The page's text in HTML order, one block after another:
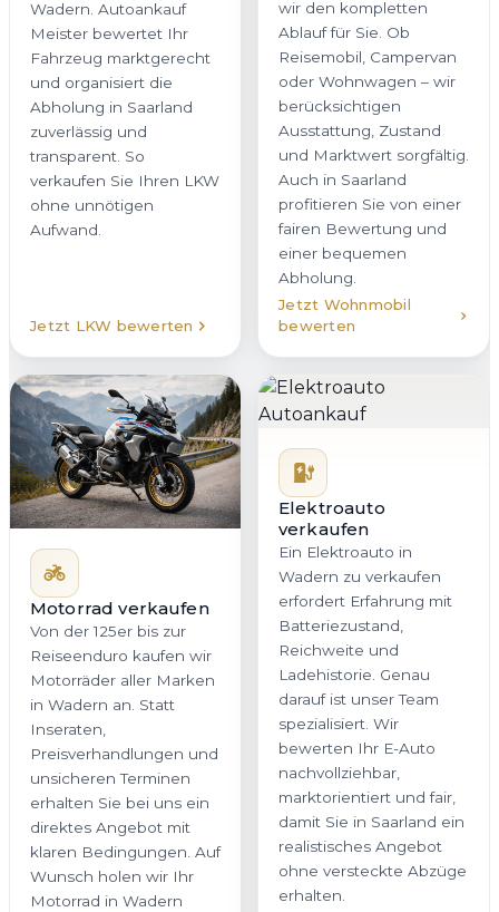
Wadern. Autoankauf
Meister bewertet Ihr
Fahrzeug marktgerecht
und organisiert die
Abholung in Saarland
zuverlässig und
transparent. So
verkaufen Sie Ihren LKW
ohne unnötigen
Aufwand.
Jetzt LKW bewerten
wir den kompletten
Ablauf für Sie. Ob
Reisemobil, Campervan
oder Wohnwagen – wir
berücksichtigen
Ausstattung, Zustand
und Marktwert sorgfältig.
Auch in Saarland
profitieren Sie von einer
fairen Bewertung und
einer bequemen
Abholung.
Jetzt Wohnmobil
bewerten
Motorrad verkaufen
Von der 125er bis zur
Reiseenduro kaufen wir
Motorräder aller Marken
in Wadern an. Statt
Inseraten,
Preisverhandlungen und
unsicheren Terminen
erhalten Sie bei uns ein
direktes Angebot mit
klaren Bedingungen. Auf
Wunsch holen wir Ihr
Motorrad in Wadern
Elektroauto
verkaufen
Ein Elektroauto in
Wadern zu verkaufen
erfordert Erfahrung mit
Batteriezustand,
Reichweite und
Ladehistorie. Genau
darauf ist unser Team
spezialisiert. Wir
bewerten Ihr E-Auto
nachvollziehbar,
marktorientiert und fair,
damit Sie in Saarland ein
realistisches Angebot
ohne versteckte Abzüge
erhalten.